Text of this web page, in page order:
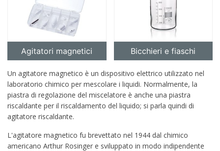
Agitatori magnetici Bicchieri e fiaschi
Un agitatore magnetico è un dispositivo elettrico utilizzato nel
laboratorio chimico per mescolare i liquidi. Normalmente, la
piastra di regolazione del miscelatore è anche una piastra
riscaldante per il riscaldamento del liquido; si parla quindi di
agitatore riscaldante.
L'agitatore magnetico fu brevettato nel 1944 dal chimico
americano Arthur Rosinger e sviluppato in modo indipendente